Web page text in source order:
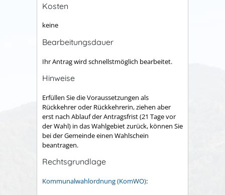
Kosten
keine
Bearbeitungsdauer
Ihr Antrag wird schnellstmöglich bearbeitet.
Hinweise
Erfüllen Sie die Voraussetzungen als
Rückkehrer oder Rückkehrerin, ziehen aber
erst nach Ablauf der Antragsfrist (21 Tage vor
der Wahl) in das Wahlgebiet zurück, können Sie
bei der Gemeinde einen Wahlschein
beantragen.
Rechtsgrundlage
Kommunalwahlordnung (KomWO):